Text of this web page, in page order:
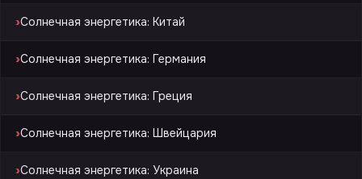
›Солнечная энергетика: Китай
›Солнечная энергетика: Германия
›Солнечная энергетика: Греция
›Солнечная энергетика: Швейцария
›Солнечная энергетика: Украина